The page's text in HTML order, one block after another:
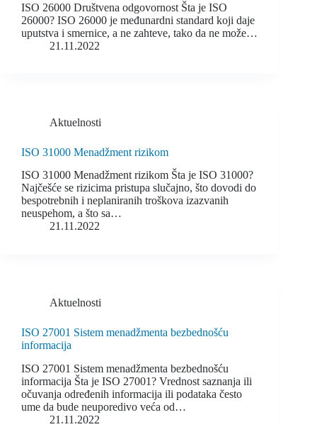
ISO 26000 Društvena odgovornost Šta je ISO
26000? ISO 26000 je međunardni standard koji daje
uputstva i smernice, a ne zahteve, tako da ne može…
21.11.2022
Aktuelnosti
ISO 31000 Menadžment rizikom
ISO 31000 Menadžment rizikom Šta je ISO 31000?
Najčešće se rizicima pristupa slučajno, što dovodi do
bespotrebnih i neplaniranih troškova izazvanih
neuspehom, a što sa…
21.11.2022
Aktuelnosti
ISO 27001 Sistem menadžmenta bezbednošću
informacija
ISO 27001 Sistem menadžmenta bezbednošću
informacija Šta je ISO 27001? Vrednost saznanja ili
očuvanja određenih informacija ili podataka često
ume da bude neuporedivo veća od…
21.11.2022